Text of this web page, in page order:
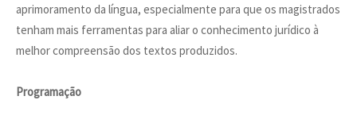
aprimoramento da língua, especialmente para que os magistrados
tenham mais ferramentas para aliar o conhecimento jurídico à
melhor compreensão dos textos produzidos.
Programação